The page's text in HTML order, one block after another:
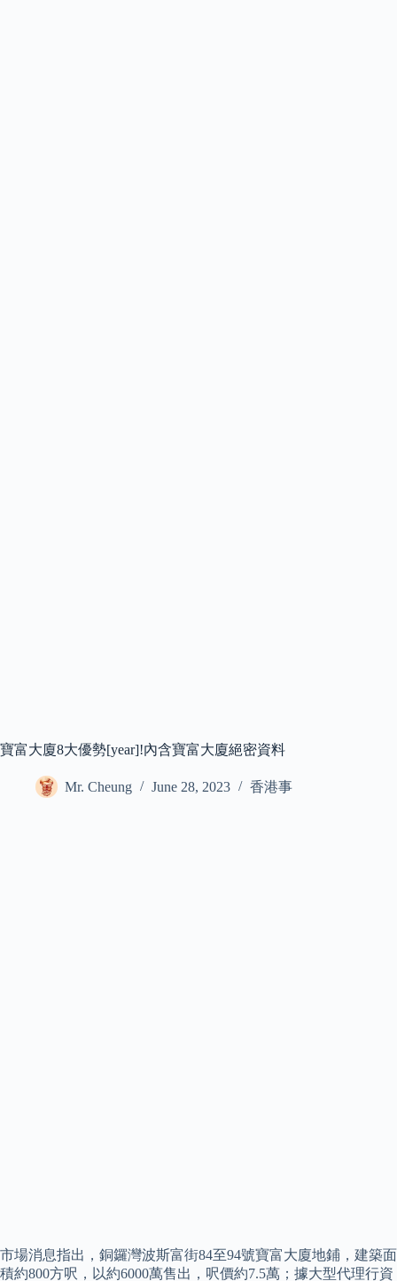
寶富大廈8大優勢[year]!內含寶富大廈絕密資料
Mr. Cheung June 28, 2023 香港事
市場消息指出，銅鑼灣波斯富街84至94號寶富大廈地鋪，建築面
積約800方呎，以約6000萬售出，呎價約7.5萬；據大型代理行資